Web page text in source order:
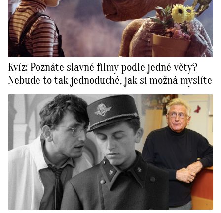
Kvíz: Poznáte slavné filmy podle jedné věty?
Nebude to tak jednoduché, jak si možná myslíte